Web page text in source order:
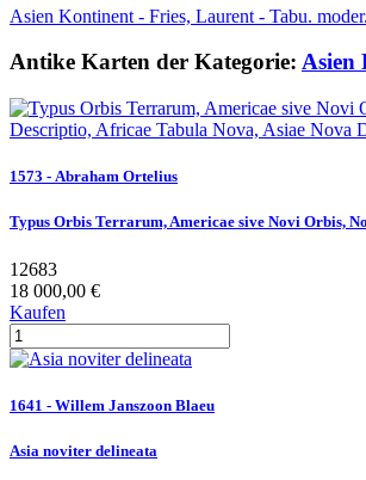
Asien Kontinent - Fries, Laurent - Tabu.
Antike Karten der Kategorie: Asien
1573 - Abraham Ortelius
Typus Orbis Terrarum, Americae sive Novi Orbis,
12683
18 000,00 €
Kaufen
1641 - Willem Janszoon Blaeu
Asia noviter delineata